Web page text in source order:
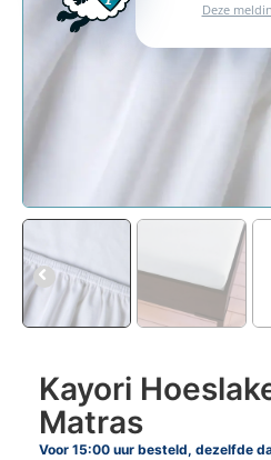
Deze
Kayori
Matras
Voor 15:00 uur besteld, dezelfde